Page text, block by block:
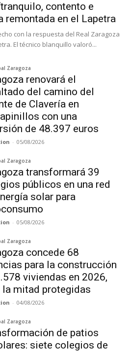
contento e
remontada en el Lapetra
con la respuesta del Real Zaragoza
El técnico blanquillo valoró...
Zaragoza
renovará el
del camino del
de Clavería en
con una
de 48.397 euros
- 05/08/2026
Zaragoza
transformará 39
públicos en una red
solar para
- 05/08/2026
Zaragoza
concede 68
para la construcción
viviendas en 2026,
la mitad protegidas
- 04/08/2026
Zaragoza
de patios
siete colegios de